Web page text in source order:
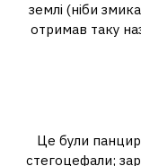
землі (ніби
отримав таку
Це були
стегоцефали;